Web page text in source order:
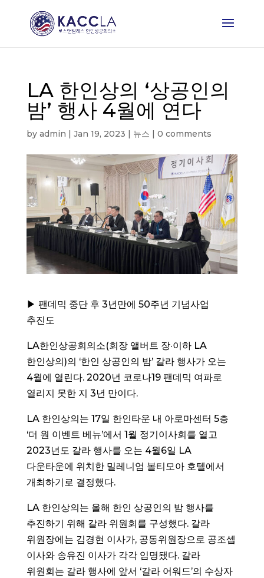
LA 한인상의 ‘상공인의
밤’ 행사 4월에 연다
by admin | Jan 19, 2023 | 뉴스 | 0 comments
▶ 팬데믹 중단 후 3년만에 50주년 기념사업
추진도
LA한인상공회의소(회장 앨버트 장·이하 LA
한인상의)의 ‘한인 상공인의 밤’ 갈라 행사가 오는
4월에 열린다. 2020년 코로나19 팬데믹 여파로
열리지 못한 지 3년 만이다.
LA 한인상의는 17일 한인타운 내 아로마센터 5층
‘더 원 이벤트 베뉴’에서 1월 정기이사회를 열고
2023년도 갈라 행사를 오는 4월6일 LA
다운타운에 위치한 밀레니엄 볼티모아 호텔에서
개최하기로 결정했다.
LA 한인상의는 올해 한인 상공인의 밤 행사를
추진하기 위해 갈라 위원회를 구성했다. 갈라
위원장에는 김경현 이사가, 공동위원장으로 공조셉
이사와 송유진 이사가 각각 임명됐다. 갈라
위원회는 갈라 행사에 앞서 ‘갈라 어워드’의 수상자